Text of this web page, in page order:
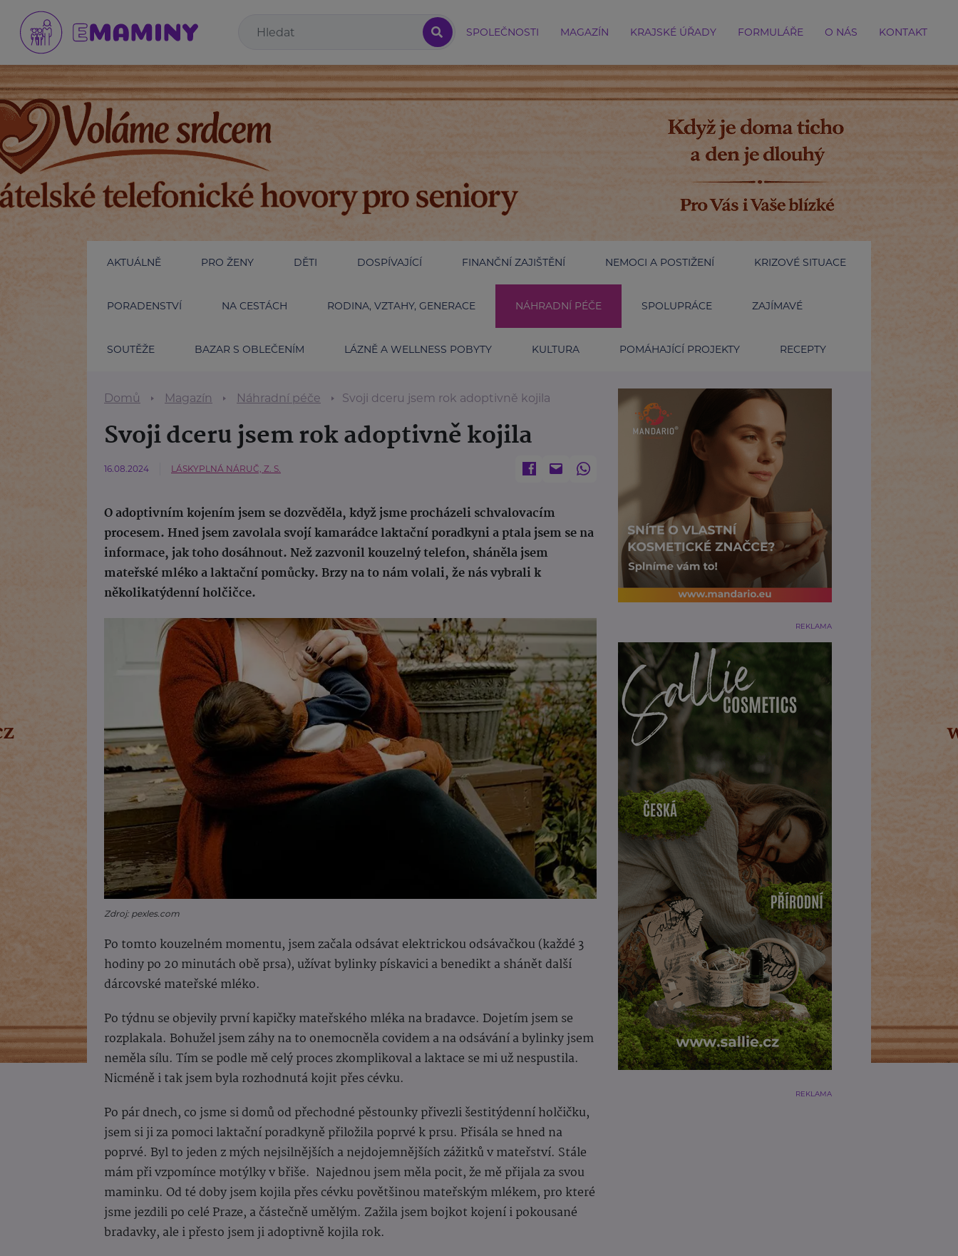
SPOLEČNOSTI MAGAZÍN KRAJSKÉ ÚŘADY FORMULÁŘE O NÁS KONTAKT
AKTUÁLNĚ PRO ŽENY DĚTI DOSPÍVAJÍCÍ FINANČNÍ ZAJIŠTĚNÍ NEMOCI A POSTIŽENÍ KRIZOVÉ SITUACE
PORADENSTVÍ NA CESTÁCH RODINA, VZTAHY, GENERACE NÁHRADNÍ PÉČE SPOLUPRÁCE ZAJÍMAVÉ
SOUTĚŽE BAZAR S OBLEČENÍM LÁZNĚ A WELLNESS POBYTY KULTURA POMÁHAJÍCÍ PROJEKTY RECEPTY
Domů Magazín Náhradní péče Svoji dceru jsem rok adoptivně kojila
Svoji dceru jsem rok adoptivně kojila
16.08.2024 LÁSKYPLNÁ NÁRUČ, Z. S.
O adoptivním kojením jsem se dozvěděla, když jsme procházeli schvalovacím
procesem. Hned jsem zavolala svojí kamarádce laktační poradkyni a ptala jsem se na
informace, jak toho dosáhnout. Než zazvonil kouzelný telefon, sháněla jsem
mateřské mléko a laktační pomůcky. Brzy na to nám volali, že nás vybrali k
několikatýdenní holčičce.
Zdroj: pexles.com
Po tomto kouzelném momentu, jsem začala odsávat elektrickou odsávačkou (každé 3
hodiny po 20 minutách obě prsa), užívat bylinky pískavici a benedikt a shánět další
dárcovské mateřské mléko.
Po týdnu se objevily první kapičky mateřského mléka na bradavce. Dojetím jsem se
rozplakala. Bohužel jsem záhy na to onemocněla covidem a na odsávání a bylinky jsem
neměla sílu. Tím se podle mě celý proces zkomplikoval a laktace se mi už nespustila.
Nicméně i tak jsem byla rozhodnutá kojit přes cévku.
Po pár dnech, co jsme si domů od přechodné pěstounky přivezli šestitýdenní holčičku,
jsem si ji za pomoci laktační poradkyně přiložila poprvé k prsu. Přisála se hned na
poprvé. Byl to jeden z mých nejsilnějších a nejdojemnějších zážitků v mateřství. Stále
mám při vzpomínce motýlky v břiše. Najednou jsem měla pocit, že mě přijala za svou
maminku. Od té doby jsem kojila přes cévku povětšinou mateřským mlékem, pro které
jsme jezdili po celé Praze, a částečně umělým. Zažila jsem bojkot kojení i pokousané
bradavky, ale i přesto jsem ji adoptivně kojila rok.
REKLAMA
REKLAMA